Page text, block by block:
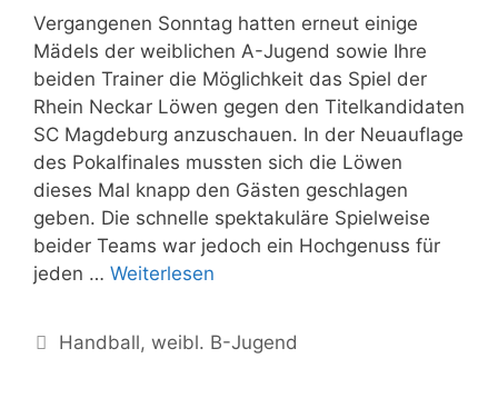
Vergangenen Sonntag hatten erneut einige
Mädels der weiblichen A-Jugend sowie Ihre
beiden Trainer die Möglichkeit das Spiel der
Rhein Neckar Löwen gegen den Titelkandidaten
SC Magdeburg anzuschauen. In der Neuauflage
des Pokalfinales mussten sich die Löwen
dieses Mal knapp den Gästen geschlagen
geben. Die schnelle spektakuläre Spielweise
beider Teams war jedoch ein Hochgenuss für
jeden … Weiterlesen
Handball,weibl. B-Jugend